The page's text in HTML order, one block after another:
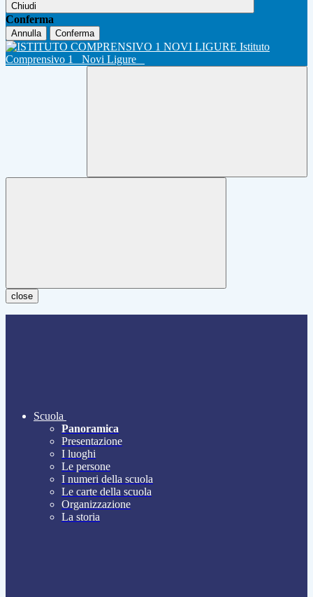
Chiudi
Conferma
Annulla Conferma
Istituto
Comprensivo 1
Novi Ligure
close
Scuola
Panoramica
Presentazione
I luoghi
Le persone
I numeri della scuola
Le carte della scuola
Organizzazione
La storia